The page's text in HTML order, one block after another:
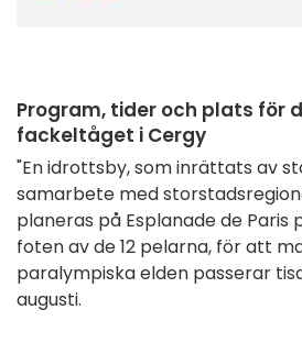
Program, tider och plats för
fackeltåget i Cergy
"En idrottsby, som inrättats av
samarbete med
planeras på Esplanade de Paris
foten av de 12 pelarna, för att
paralympiska elden passerar
augusti.